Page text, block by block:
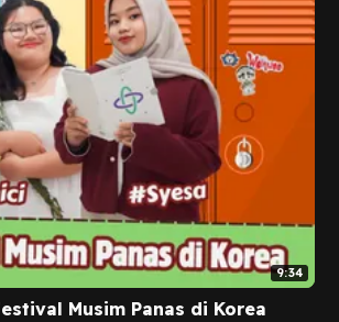
9:34
Musim Panas di Korea